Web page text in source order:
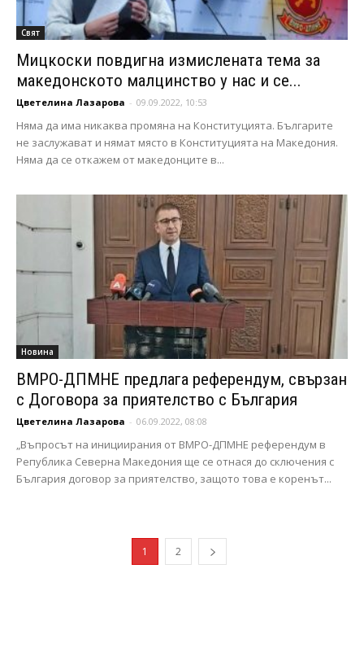
Свят
Мицкоски повдигна измислената тема за
македонското малцинство у нас и се...
Цветелина Лазарова - 09.09.2022, 10:53
Няма да има никаква промяна на Конституцията. Българите
не заслужават и нямат място в Конституцията на Македония.
Няма да се откажем от македонците в...
Новина
ВМРО-ДПМНЕ предлага референдум, свързан
с Договора за приятелство с България
Цветелина Лазарова - 06.09.2022, 08:08
„Въпросът на инициирания от ВМРО-ДПМНЕ референдум в
Република Северна Македония ще се отнася до сключения с
България договор за приятелство, защото това е коренът...
1 2